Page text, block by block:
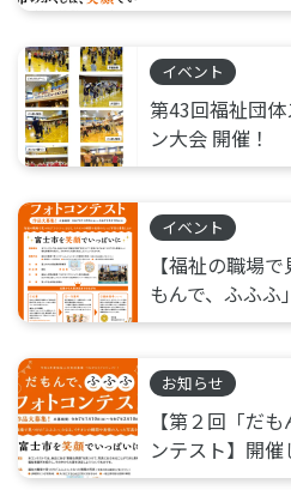
イベント
第43回福祉団
ン大会 開催！
イベント
【福祉の職場
もんで、ふふふ
お知らせ
【第２回「だ
ンテスト】開催